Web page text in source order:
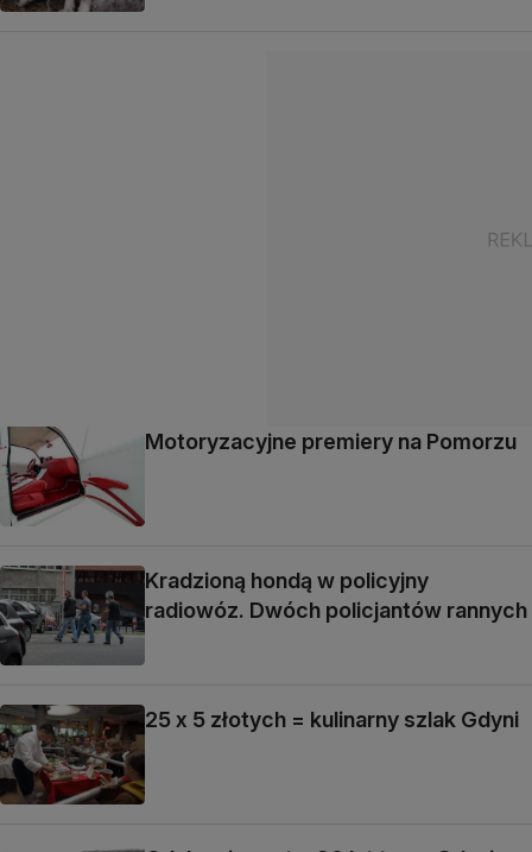
Motoryzacyjne premiery na Pomorzu
Kradzioną hondą w policyjny
radiowóz. Dwóch policjantów rannych
25 x 5 złotych = kulinarny szlak Gdyni